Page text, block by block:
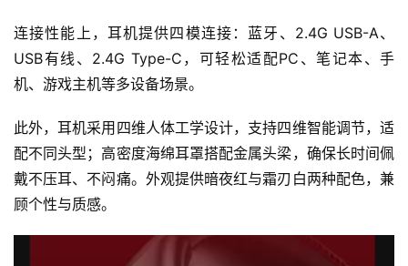
连接性能上，耳机提供四模连接：蓝牙、2.4G USB-A、
USB有线、2.4G Type-C，可轻松适配PC、笔记本、手
机、游戏主机等多设备场景。
此外，耳机采用四维人体工学设计，支持四维智能调节，适
配不同头型；高密度海绵耳罩搭配金属头梁，确保长时间佩
戴不压耳、不闷痛。外观提供暗夜红与霜刃白两种配色，兼
顾个性与质感。